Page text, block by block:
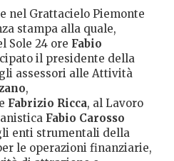
nel Grattacielo Piemonte
stampa alla quale,
Sole 24 ore Fabio
il presidente della
assessori alle Attività
,
Fabrizio Ricca, al Lavoro
Fabio Carosso
enti strumentali della
le operazioni finanziarie,